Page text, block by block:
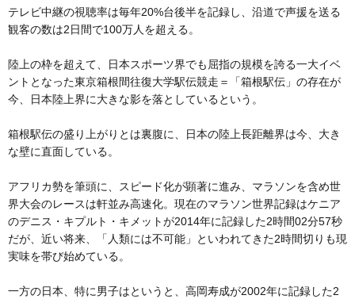
テレビ中継の視聴率は毎年20%台後半を記録し、沿道で声援を送る
観客の数は2日間で100万人を超える。
陸上の枠を超えて、日本スポーツ界でも屈指の規模を誇る一大イベ
ントとなった東京箱根間往復大学駅伝競走＝「箱根駅伝」の存在が
今、日本陸上界に大きな影を落としているという。
箱根駅伝の盛り上がりとは裏腹に、日本の陸上長距離界は今、大き
な壁に直面している。
アフリカ勢を筆頭に、スピード化が顕著に進み、マラソンを含め世
界大会のレースは軒並み高速化。現在のマラソン世界記録はケニア
のデニス・キプルト・キメットが2014年に記録した2時間02分57秒
だが、近い将来、「人類には不可能」といわれてきた2時間切りも現
実味を帯び始めている。
一方の日本、特に男子はというと、高岡寿成が2002年に記録した2